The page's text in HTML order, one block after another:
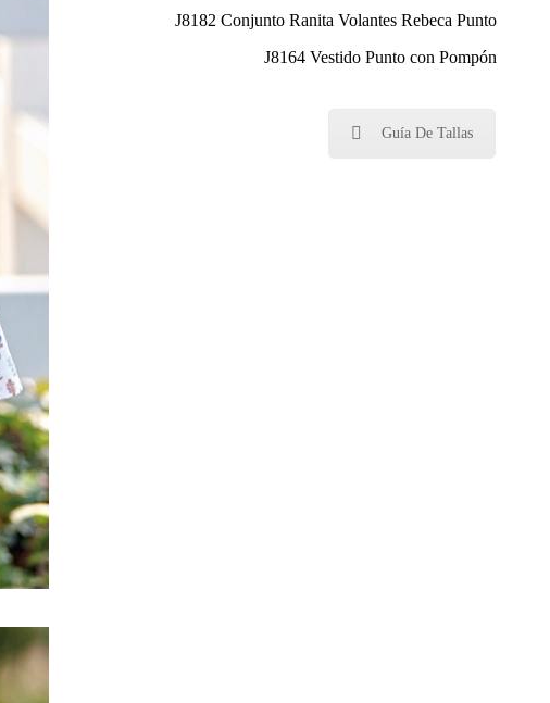
J8182 Conjunto Ranita Volantes Rebeca Punto
J8164 Vestido Punto con Pompón
Guía De Tallas